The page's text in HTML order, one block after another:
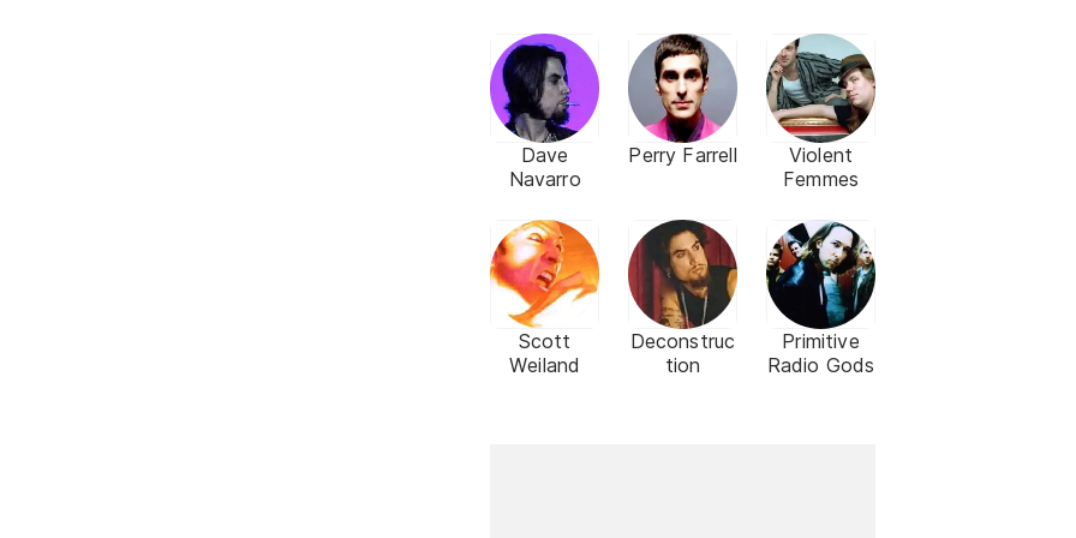
Dave
Navarro
Perry Farrell
Violent
Femmes
Scott
Weiland
Deconstruc
tion
Primitive
Radio Gods